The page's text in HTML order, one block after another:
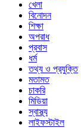
খেলা
বিনোদন
শিক্ষা
অপরাধ
প্রবাস
ধর্ম
তথ্য ও প্রযুক্তি
মতামত
চাকরি
মিডিয়া
স্বাস্থ্য
লাইফস্টাইল